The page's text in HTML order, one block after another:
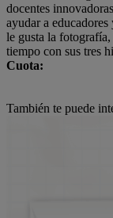
docentes
ayudar a
le gusta la
tiempo con sus tres
Cuota:
También te puede